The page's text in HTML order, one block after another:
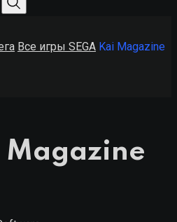
Все игры SEGA Kai Magazine
Magazine